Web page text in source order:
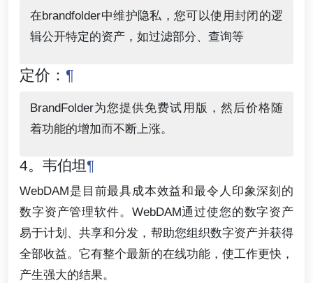
在brandfolder中维护隐私，您可以使用封闭的逻
辑公开特定的资产，如过滤部分、查询等
定价： ¶
BrandFolder为您提供免费试用版，然后价格随
着功能的增加而不断上涨。
4。韦伯坦¶
WebDAM是目前最具成本效益和最令人印象深刻的
数字资产管理软件。WebDAM通过使您的数字资产
易于计划、共享和分发，帮助您组织数字资产并获得
全部收益。它有整个最新的在线功能，使工作更快，
产生强大的结果。